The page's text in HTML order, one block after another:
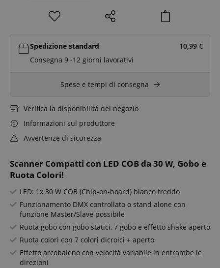
Scanner Compatti con LED COB da 30 W, Gobo e
Ruota Colori!
LED: 1x 30 W COB (Chip-on-board) bianco freddo
Funzionamento DMX controllato o stand alone con
funzione Master/Slave possibile
Ruota gobo con gobo statici, 7 gobo e effetto shake aperto
Ruota colori con 7 colori dicroici + aperto
Effetto arcobaleno con velocità variabile in entrambe le
direzioni
Spedizione standard 10,99 €
Consegna 9 -12 giorni lavorativi
Spese e tempi di consegna
Verifica la disponibilità del negozio
Informazioni sul produttore
Avvertenze di sicurezza